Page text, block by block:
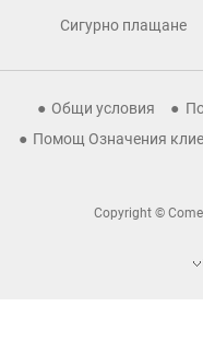
Сигурно плащане
Общи условия
Помощ Означения
Copyright ©